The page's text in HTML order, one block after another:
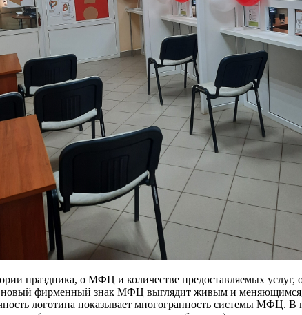
праздника, о МФЦ и количестве предоставляемых
фирменный знак МФЦ выглядит живым и меняющимся,
логотипа показывает многогранность системы МФЦ. В